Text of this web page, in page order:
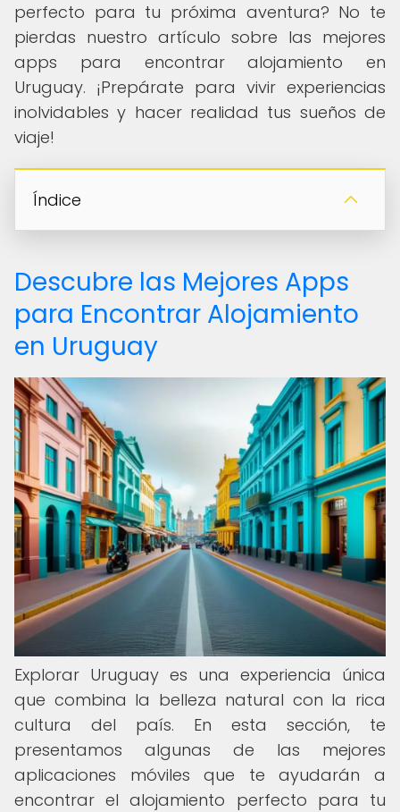
perfecto para tu próxima aventura? No te
pierdas nuestro artículo sobre las mejores
apps para encontrar alojamiento en
Uruguay. ¡Prepárate para vivir experiencias
inolvidables y hacer realidad tus sueños de
viaje!
Índice
Descubre las Mejores Apps
para Encontrar Alojamiento
en Uruguay
Explorar Uruguay es una experiencia única
que combina la belleza natural con la rica
cultura del país. En esta sección, te
presentamos algunas de las mejores
aplicaciones móviles que te ayudarán a
encontrar el alojamiento perfecto para tu